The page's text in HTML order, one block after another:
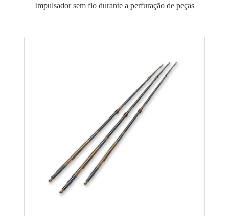
Impulsador sem fio durante a perfuração de peças